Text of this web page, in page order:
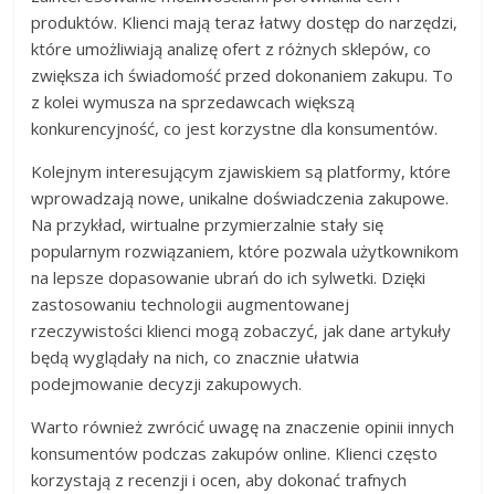
produktów. Klienci mają teraz łatwy dostęp do narzędzi,
które umożliwiają analizę ofert z różnych sklepów, co
zwiększa ich świadomość przed dokonaniem zakupu. To
z kolei wymusza na sprzedawcach większą
konkurencyjność, co jest korzystne dla konsumentów.
Kolejnym interesującym zjawiskiem są platformy, które
wprowadzają nowe, unikalne doświadczenia zakupowe.
Na przykład, wirtualne przymierzalnie stały się
popularnym rozwiązaniem, które pozwala użytkownikom
na lepsze dopasowanie ubrań do ich sylwetki. Dzięki
zastosowaniu technologii augmentowanej
rzeczywistości klienci mogą zobaczyć, jak dane artykuły
będą wyglądały na nich, co znacznie ułatwia
podejmowanie decyzji zakupowych.
Warto również zwrócić uwagę na znaczenie opinii innych
konsumentów podczas zakupów online. Klienci często
korzystają z recenzji i ocen, aby dokonać trafnych